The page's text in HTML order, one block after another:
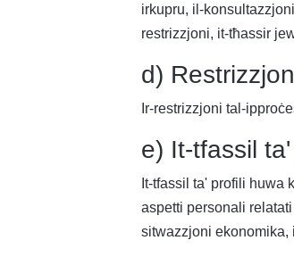
irkupru, il-
restrizzjoni, it-tħassir
d)
Ir-restrizzjoni tal-
e) It-tfassil
It-tfassil ta' profili huwa
aspetti personali
sitwazzjoni ekonomika,